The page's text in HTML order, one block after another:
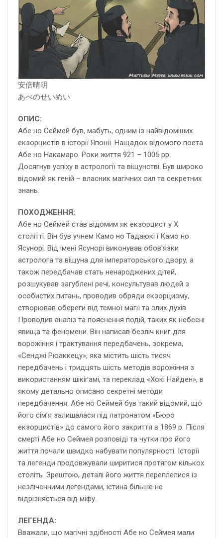
安倍晴明
あべのせいめい
ОПИС:
Абе но Сеймей був, мабуть, одним із найвідоміших
екзорцистів в історії Японії. Нащадок відомого поета
Абе но Накамаро. Роки життя 921 – 1005 рр.
Досягнув успіху в астрології та віщунстві. Був широко
відомий як геній – власник магічних сил та секретних
знань.
ПОХОДЖЕННЯ:
Абе но Сеймей став відомим як екзорцист у Х
столітті. Він був учнем Камо но Тадаюкі і Камо но
Ясунорі. Від імені Ясунорі виконував обов’язки
астролога та віщуна для імператорського двору, а
також передбачав стать ненароджених дітей,
розшукував загублені речі, консультував людей з
особистих питань, проводив обряди екзорцизму,
створював обереги від темної магії та злих духів.
Проводив аналіз та пояснення подій, таких як небесні
явища та феномени. Він написав безліч книг для
ворожіння і трактування передбачень, зокрема,
«Сенджі Рюаккецу», яка містить шість тисяч
передбачень і тридцять шість методів ворожіння з
використанням шікіґамі, та переклад «Хокі Найден», в
якому детально описано секретні методи
передбачення. Абе но Сеймей був такий відомий, що
його сім’я залишалася під патронатом «Бюро
екзорцистів» до самого його закриття в 1869 р. Після
смерті Абе но Сеймея розповіді та чутки про його
життя почали швидко набувати популярності. Історії
та легенди продовжували ширитися протягом кількох
століть. Зрештою, деталі його життя переплелися із
незліченними легендами, істина більше не
відрізняється від міфу.
ЛЕГЕНДА:
Вважали, що магічні здібності Абе но Сеймея мали